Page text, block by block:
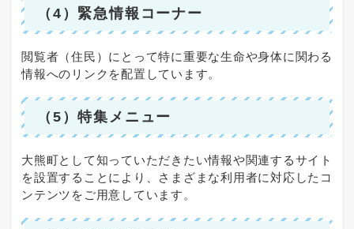
（4）緊急情報コーナー
閲覧者（住民）にとって特に重要な生命や身体に関わる
情報へのリンクを配置しています。
（5）特集メニュー
大熊町として知っていただきたい情報や関連するサイト
を設置することにより、さまざまな利用者に対応したコ
ンテンツをご用意しています。